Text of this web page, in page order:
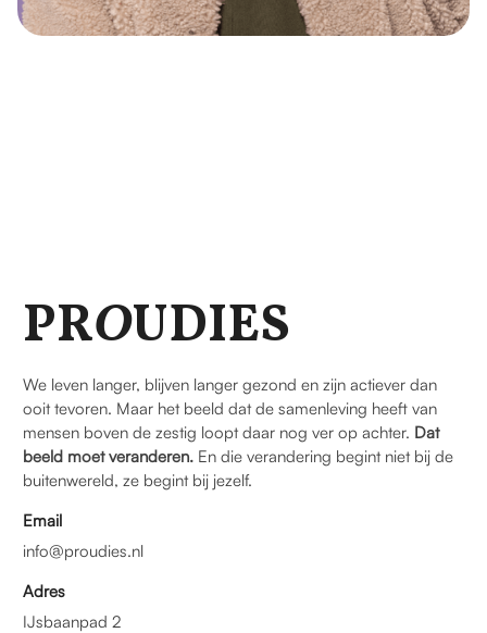
PROUDIES
We leven langer, blijven langer gezond en zijn actiever dan
ooit tevoren. Maar het beeld dat de samenleving heeft van
mensen boven de zestig loopt daar nog ver op achter. Dat
beeld moet veranderen. En die verandering begint niet bij de
buitenwereld, ze begint bij jezelf.
Email
info@proudies.nl
Adres
IJsbaanpad 2